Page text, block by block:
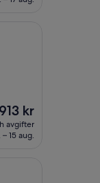
Priset
kr
913 kr
avgifter
– 15 aug.